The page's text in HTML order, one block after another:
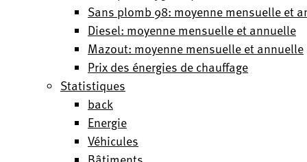
Sans plomb 98: moyenne mensuelle et
Diesel: moyenne mensuelle et annuelle
Mazout: moyenne mensuelle et annuelle
Prix des énergies de chauffage
Statistiques
back
Energie
Véhicules